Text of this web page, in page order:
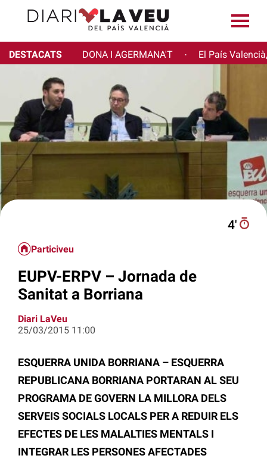
DESTACATS DONA I AGERMANA'T · El País
4′
Particiveu
EUPV-ERPV – Jornada de
Sanitat a Borriana
Diari LaVeu
25/03/2015 11:00
ESQUERRA UNIDA BORRIANA – ESQUERRA
REPUBLICANA BORRIANA PORTARAN AL SEU
PROGRAMA DE GOVERN LA MILLORA DELS
SERVEIS SOCIALS LOCALS PER A REDUIR ELS
EFECTES DE LES MALALTIES MENTALS I
INTEGRAR LES PERSONES AFECTADES